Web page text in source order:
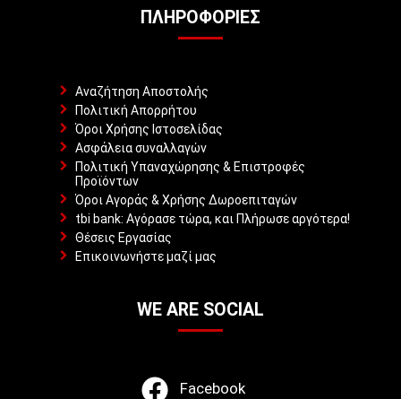
ΠΛΗΡΟΦΟΡΊΕΣ
Αναζήτηση Αποστολής
Πολιτική Απορρήτου
Όροι Χρήσης Ιστοσελίδας
Ασφάλεια συναλλαγών
Πολιτική Υπαναχώρησης & Επιστροφές
Προϊόντων
Όροι Αγοράς & Χρήσης Δωροεπιταγών
tbi bank: Αγόρασε τώρα, και Πλήρωσε αργότερα!
Θέσεις Εργασίας
Επικοινωνήστε μαζί μας
WE ARE SOCIAL
Facebook